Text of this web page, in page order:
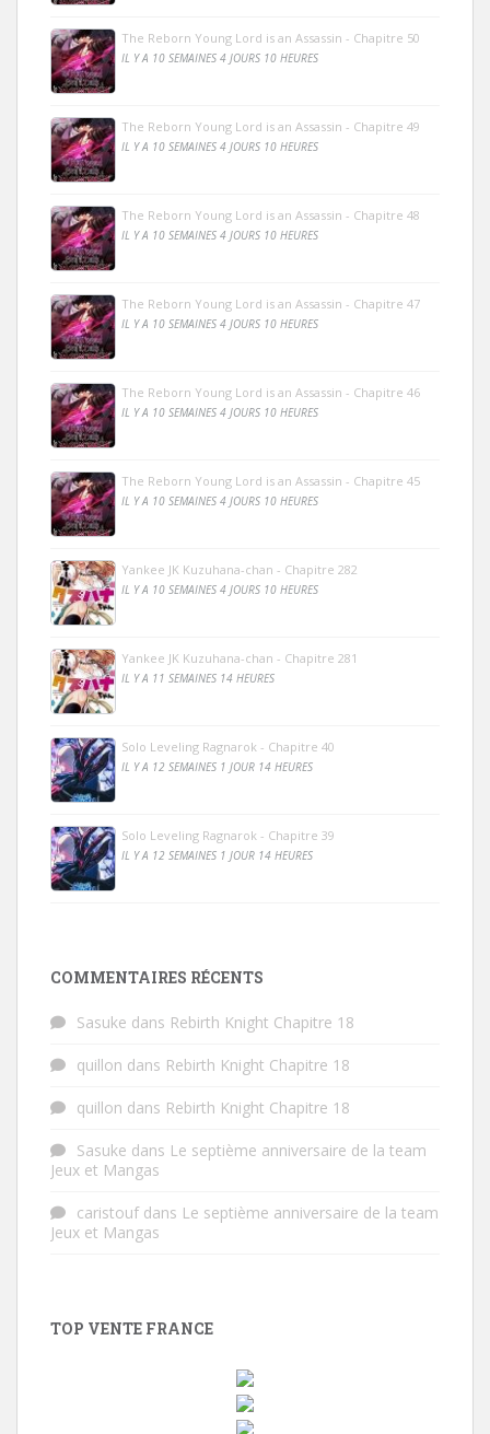
The Reborn Young Lord is an Assassin - Chapitre 50
IL Y A 10 SEMAINES 4 JOURS 10 HEURES
The Reborn Young Lord is an Assassin - Chapitre 49
IL Y A 10 SEMAINES 4 JOURS 10 HEURES
The Reborn Young Lord is an Assassin - Chapitre 48
IL Y A 10 SEMAINES 4 JOURS 10 HEURES
The Reborn Young Lord is an Assassin - Chapitre 47
IL Y A 10 SEMAINES 4 JOURS 10 HEURES
The Reborn Young Lord is an Assassin - Chapitre 46
IL Y A 10 SEMAINES 4 JOURS 10 HEURES
The Reborn Young Lord is an Assassin - Chapitre 45
IL Y A 10 SEMAINES 4 JOURS 10 HEURES
Yankee JK Kuzuhana-chan - Chapitre 282
IL Y A 10 SEMAINES 4 JOURS 10 HEURES
Yankee JK Kuzuhana-chan - Chapitre 281
IL Y A 11 SEMAINES 14 HEURES
Solo Leveling Ragnarok - Chapitre 40
IL Y A 12 SEMAINES 1 JOUR 14 HEURES
Solo Leveling Ragnarok - Chapitre 39
IL Y A 12 SEMAINES 1 JOUR 14 HEURES
COMMENTAIRES RÉCENTS
Sasuke dans Rebirth Knight Chapitre 18
quillon dans Rebirth Knight Chapitre 18
quillon dans Rebirth Knight Chapitre 18
Sasuke dans Le septième anniversaire de la team
Jeux et Mangas
caristoufdans Le septième anniversaire de la team
Jeux et Mangas
TOP VENTE FRANCE